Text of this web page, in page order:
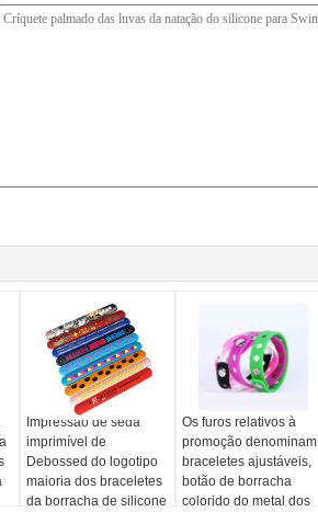
Impressão de seda
imprimível de
Debossed do logotipo
maioria dos braceletes
da borracha de silicone
Os furos relativos à
promoção denominam
braceletes ajustáveis,
botão de borracha
colorido do metal dos